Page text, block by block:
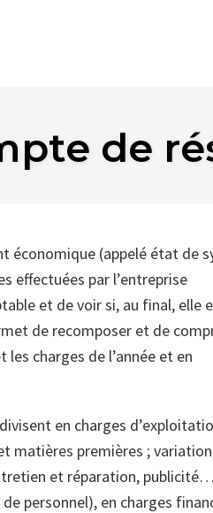
de
économique (appelé état de
effectuées par l’entreprise
et de voir si, au final, elle
de recomposer et de
charges de l’année et en
en charges
matières premières ;
et réparation,
personnel), en charges